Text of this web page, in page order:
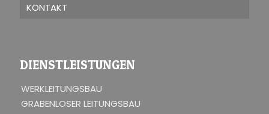
KONTAKT
DIENSTLEISTUNGEN
WERKLEITUNGSBAU
GRABENLOSER LEITUNGSBAU